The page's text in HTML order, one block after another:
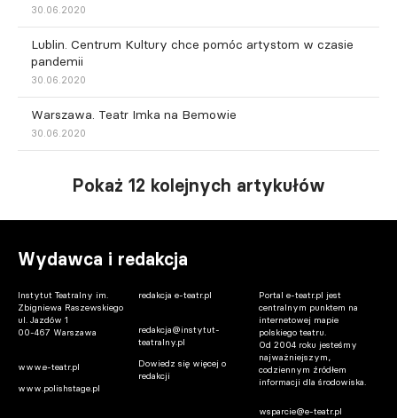
30.06.2020
Lublin. Centrum Kultury chce pomóc artystom w czasie
pandemii
30.06.2020
Warszawa. Teatr Imka na Bemowie
30.06.2020
Pokaż 12 kolejnych artykułów
Wydawca i redakcja
Instytut Teatralny im.
Zbigniewa Raszewskiego
ul. Jazdów 1
00-467 Warszawa
www.e-teatr.pl
www.polishstage.pl
redakcja e-teatr.pl
redakcja@instytut-
teatralny.pl
Dowiedz się więcej o
redakcji
Portal e-teatr.pl jest
centralnym punktem na
internetowej mapie
polskiego teatru.
Od 2004 roku jesteśmy
najważniejszym,
codziennym źródłem
informacji dla środowiska.
wsparcie@e-teatr.pl